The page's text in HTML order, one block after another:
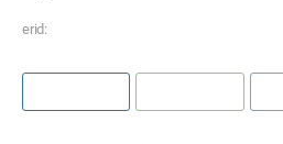
erid: